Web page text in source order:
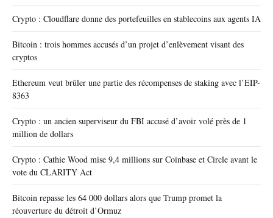
Crypto : Cloudflare donne des portefeuilles en stablecoins aux agents IA
Bitcoin : trois hommes accusés d’un projet d’enlèvement visant des
cryptos
Ethereum veut brûler une partie des récompenses de staking avec l’EIP-
8363
Crypto : un ancien superviseur du FBI accusé d’avoir volé près de 1
million de dollars
Crypto : Cathie Wood mise 9,4 millions sur Coinbase et Circle avant le
vote du CLARITY Act
Bitcoin repasse les 64 000 dollars alors que Trump promet la
réouverture du détroit d’Ormuz